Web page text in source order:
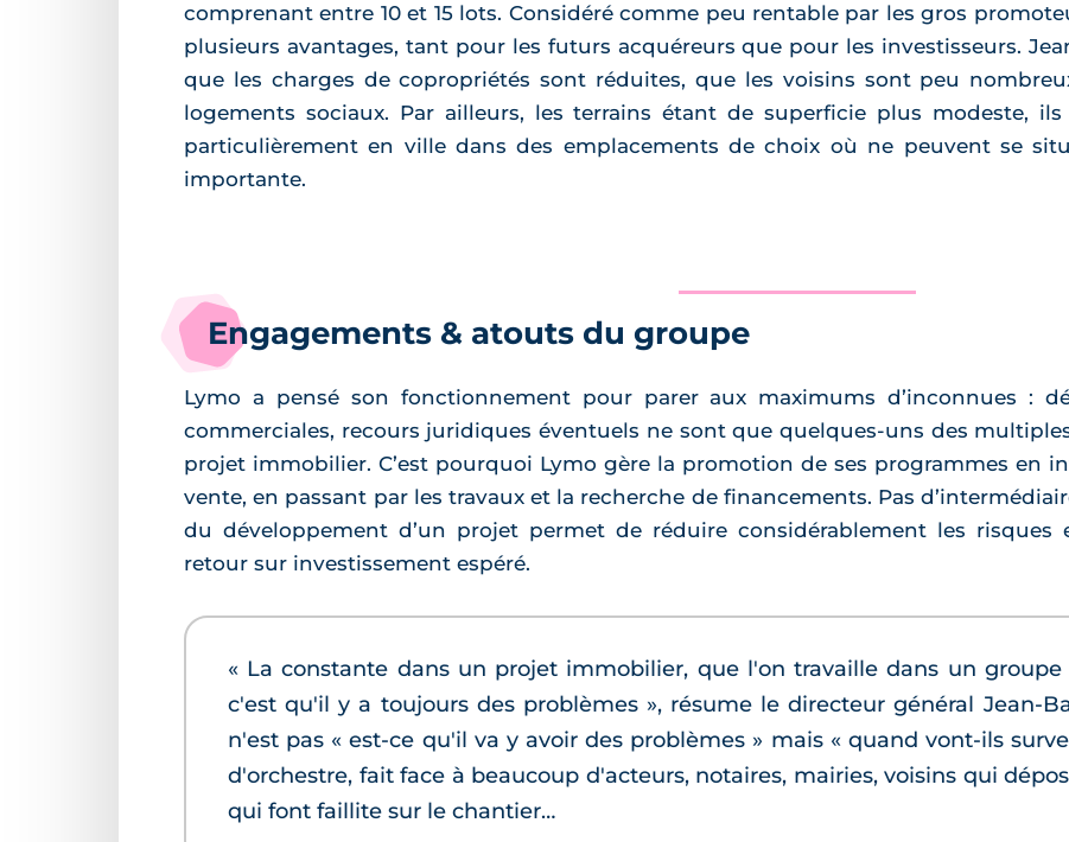
comprenant entre 10 et 15 lots. Considéré comme peu rentable par les gros
plusieurs avantages, tant pour les futurs acquéreurs que pour les investisseurs.
que les charges de copropriétés sont réduites, que les voisins sont peu
logements sociaux. Par ailleurs, les terrains étant de superficie plus modeste, ils
particulièrement en ville dans des emplacements de choix où ne peuvent se
importante.
Engagements & atouts du groupe
Lymo a pensé son fonctionnement pour parer aux maximums d’inconnues :
commerciales, recours juridiques éventuels ne sont que quelques-uns des
projet immobilier. C’est pourquoi Lymo gère la promotion de ses programmes en
vente, en passant par les travaux et la recherche de financements. Pas
du développement d’un projet permet de réduire considérablement les risques
retour sur investissement espéré.
« La constante dans un projet immobilier, que l'on travaille dans un
c'est qu'il y a toujours des problèmes », résume le directeur général Jean-
n'est pas « est-ce qu'il va y avoir des problèmes » mais « quand vont-ils
d'orchestre, fait face à beaucoup d'acteurs, notaires, mairies, voisins qui
qui font faillite sur le chantier…